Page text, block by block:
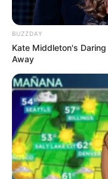
BUZZDAY
Kate Middleton's
Away